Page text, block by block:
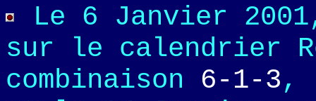
Le 6 Janvier
sur le calendrier
combinaison 6-1-3,